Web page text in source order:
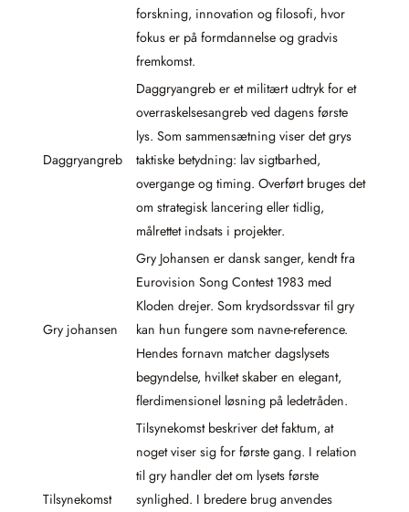
forskning, innovation og filosofi, hvor
fokus er på formdannelse og gradvis
fremkomst.
Daggryangreb
Daggryangreb er et militært udtryk for et
overraskelsesangreb ved dagens første
lys. Som sammensætning viser det grys
taktiske betydning: lav sigtbarhed,
overgange og timing. Overført bruges det
om strategisk lancering eller tidlig,
målrettet indsats i projekter.
Gry johansen
Gry Johansen er dansk sanger, kendt fra
Eurovision Song Contest 1983 med
Kloden drejer. Som krydsordssvar til gry
kan hun fungere som navne-reference.
Hendes fornavn matcher dagslysets
begyndelse, hvilket skaber en elegant,
flerdimensionel løsning på ledetråden.
Tilsynekomst
Tilsynekomst beskriver det faktum, at
noget viser sig for første gang. I relation
til gry handler det om lysets første
synlighed. I bredere brug anvendes